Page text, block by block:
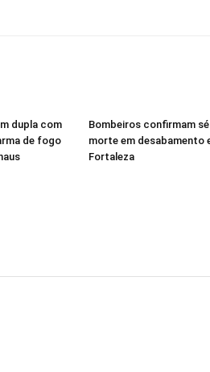
dupla com
de fogo
Bombeiros confirmam
morte em desabamento
Fortaleza